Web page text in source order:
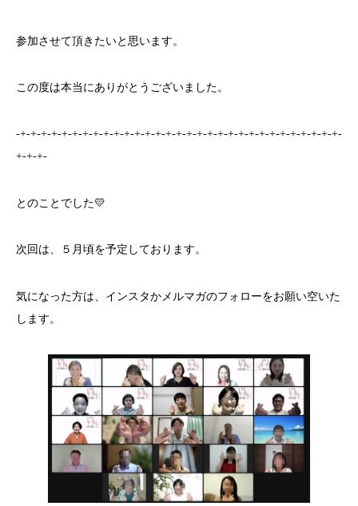
参加させて頂きたいと思います。
この度は本当にありがとうございました。
-+-+-+-+-+-+-+-+-+-+-+-+-+-+-+-+-+-+-+-+-+-+-+-+-+-+-+-+-+-+-+-
+-+-+-
とのことでした💛
次回は、５月頃を予定しております。
気になった方は、インスタかメルマガのフォローをお願い空いた
します。